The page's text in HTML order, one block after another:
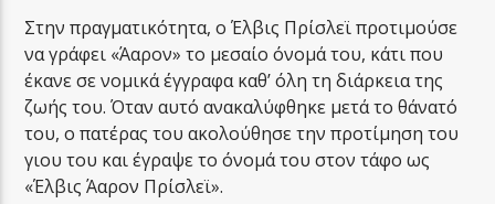
Στην πραγματικότητα, ο Έλβις Πρίσλεϊ προτιμούσε
να γράφει «Άαρον» το μεσαίο όνομά του, κάτι που
έκανε σε νομικά έγγραφα καθ’ όλη τη διάρκεια της
ζωής του. Όταν αυτό ανακαλύφθηκε μετά το θάνατό
του, ο πατέρας του ακολούθησε την προτίμηση του
γιου του και έγραψε το όνομά του στον τάφο ως
«Έλβις Άαρον Πρίσλεϊ».